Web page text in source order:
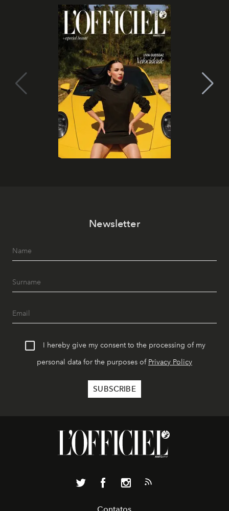
Newsletter
I hereby give my consent to the processing of my
personal data for the purposes of Privacy Policy
Contatos